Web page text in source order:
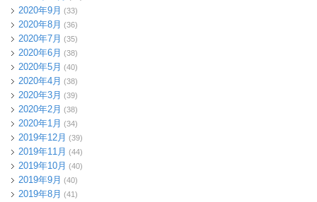
2020年9月 (33)
2020年8月 (36)
2020年7月 (35)
2020年6月 (38)
2020年5月 (40)
2020年4月 (38)
2020年3月 (39)
2020年2月 (38)
2020年1月 (34)
2019年12月 (39)
2019年11月 (44)
2019年10月 (40)
2019年9月 (40)
2019年8月 (41)